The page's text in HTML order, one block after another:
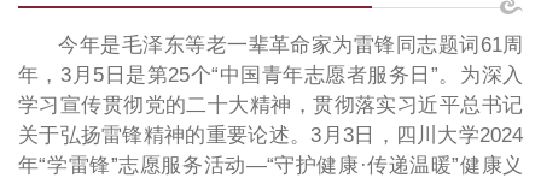
今年是毛泽东等老一辈革命家为雷锋同志题词61周
年，3月5日是第25个“中国青年志愿者服务日”。为深入
学习宣传贯彻党的二十大精神，贯彻落实习近平总书记
关于弘扬雷锋精神的重要论述。3月3日，四川大学2024
年“学雷锋”志愿服务活动—“守护健康·传递温暖”健康义